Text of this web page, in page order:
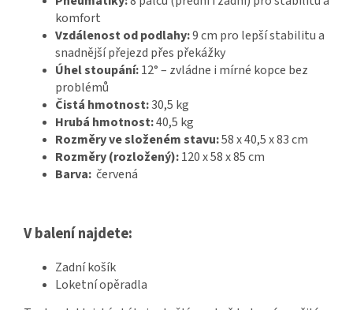
komfort
Vzdálenost od podlahy:9 cm pro lepší stabilitu a
snadnější přejezd přes překážky
Úhel stoupání:12° – zvládne i mírné kopce bez
problémů
Čistá hmotnost:30,5 kg
Hrubá hmotnost:40,5 kg
Rozměry ve složeném stavu:58 x 40,5 x 83 cm
Rozměry (rozložený):120 x 58 x 85 cm
Barva: červená
V balení najdete:
Zadní košík
Loketní opěradla